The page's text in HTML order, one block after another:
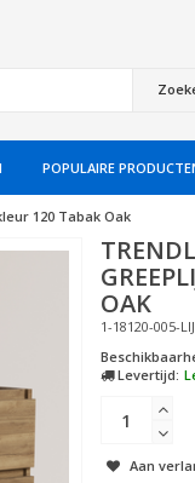
POPULAIRE
120 Tabak Oak
OAK
1-18120-005-
Levertijd:
Aan